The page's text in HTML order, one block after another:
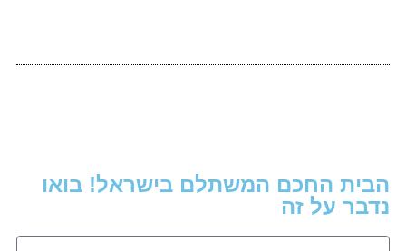
הבית החכם המשתלם בישראל! בואו
נדבר על זה